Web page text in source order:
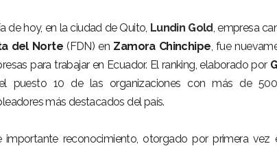
de hoy, en la ciudad de Quito, Lundin Gold, empresa
del Norte (FDN) en Zamora Chinchipe, fue
para trabajar en Ecuador. El ranking, elaborado por
puesto 10 de las organizaciones con más de
más destacados del país.
importante reconocimiento, otorgado por primera vez